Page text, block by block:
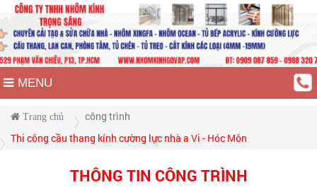
MENU
Trang chủ
công trình
Thi công cầu thang kính cường lực nhà a Vi - Hóc Môn
THÔNG TIN CÔNG TRÌNH